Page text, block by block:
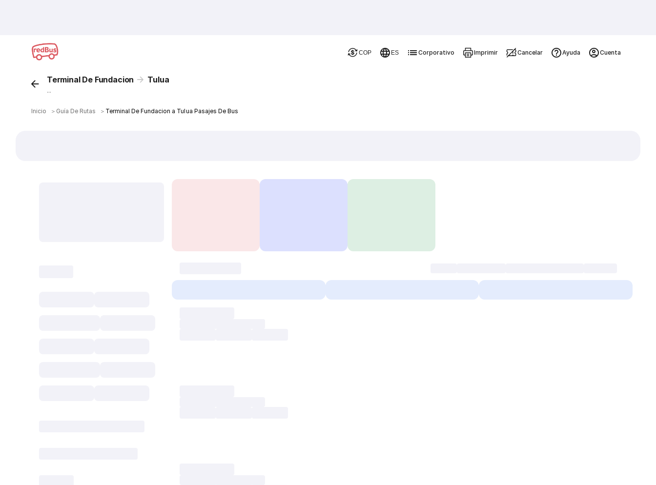
COP ES Corporativo Imprimir Cancelar Ayuda Cuenta
Terminal De Fundacion Tulua
...
Inicio ＞ Guía De Rutas ＞ Terminal De Fundacion a Tulua Pasajes De Bus